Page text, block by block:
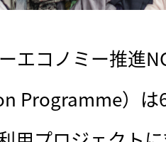
エコノミー推進
Programme）は